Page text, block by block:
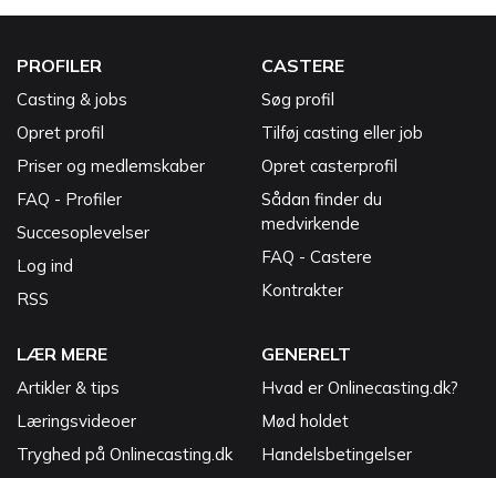
PROFILER
Casting & jobs
Opret profil
Priser og medlemskaber
FAQ - Profiler
Succesoplevelser
Log ind
RSS
CASTERE
Søg profil
Tilføj casting eller job
Opret casterprofil
Sådan finder du
medvirkende
FAQ - Castere
Kontrakter
LÆR MERE
Artikler & tips
Læringsvideoer
Tryghed på Onlinecasting.dk
GENERELT
Hvad er Onlinecasting.dk?
Mød holdet
Handelsbetingelser